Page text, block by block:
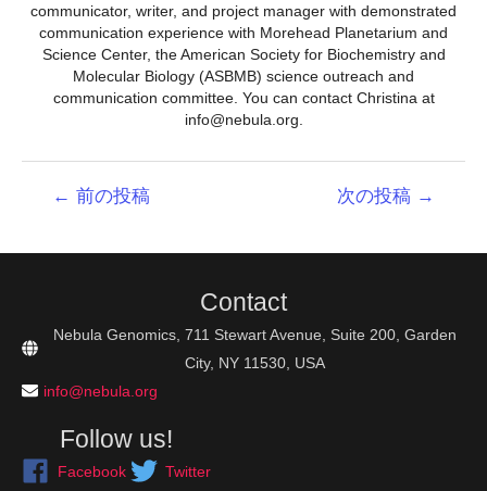
communicator, writer, and project manager with demonstrated
communication experience with Morehead Planetarium and
Science Center, the American Society for Biochemistry and
Molecular Biology (ASBMB) science outreach and
communication committee. You can contact Christina at
info@nebula.org.
ョ
← 前の投稿 次の投稿 →
Contact
Nebula Genomics, 711 Stewart Avenue, Suite 200, Garden
City, NY 11530, USA
info@nebula.org
Follow us!
Facebook Twitter